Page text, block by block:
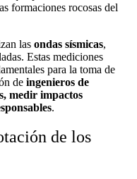
formaciones rocosas del
las ondas sísmicas,
Estas mediciones
para la toma de
de ingenieros de
medir impactos
.
de los